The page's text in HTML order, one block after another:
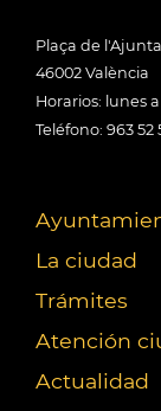
Plaça de
46002 València
Horarios: lunes
Teléfono: 963 52
La ciudad
Trámites
Atención
Actualidad